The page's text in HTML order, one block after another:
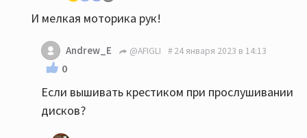
И мелкая моторика рук!
Andrew_E @AFIGLI 24 января 2023 в 14:13
0
Если вышивать крестиком при прослушивании
дисков?